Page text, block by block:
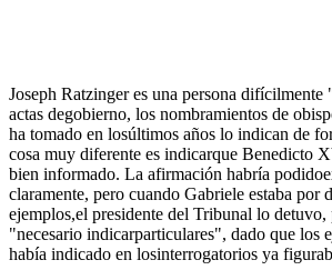
Joseph Ratzinger es una persona
actas degobierno, los nombramientos de
ha tomado en losúltimos años lo indican de
cosa muy diferente es indicarque Benedicto
bien informado. La afirmación habría
claramente, pero cuando Gabriele estaba por
ejemplos,el presidente del Tribunal lo detuvo,
"necesario indicarparticulares", dado que los
había indicado en losinterrogatorios ya